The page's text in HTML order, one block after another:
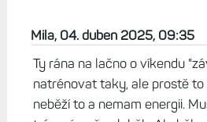
Brad, 04. duben 2025,
V závodním tempu určitě.
konečnou si myslím.